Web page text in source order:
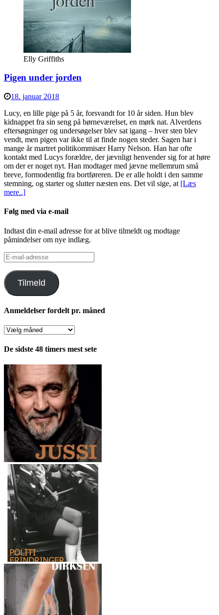
Elly Griffiths
Pigen under jorden
18. januar 2018
Lucy, en lille pige på 5 år, forsvandt for 10 år siden. Hun blev
kidnappet fra sin seng på børneværelset, en mørk nat. Alverdens
eftersøgninger og undersøgelser blev sat igang – hver sten blev
vendt, men pigen var ikke til at finde nogen steder. Sagen har i
mange år martret politikommisær Harry Nelson. Han har ofte
kontakt med Lucys forældre, der jævnligt henvender sig for at høre
om der er noget nyt. Han modtager med jævne mellemrum små
breve, formodentlig fra bortføreren. De er alle holdt i den samme
stemning, og starter og slutter næsten ens. Det vil sige, at [Læs
mere..]
Følg med via e-mail
Indtast din e-mail adresse for at blive tilmeldt og modtage
påmindelser om nye indlæg.
E-
mail-
adresse
Tilmeld
Anmeldelser fordelt pr. måned
Anmeldelser
pr.
De sidste 48 timers mest sete